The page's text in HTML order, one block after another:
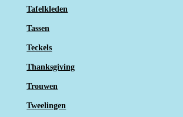
Tafelkleden
Tassen
Teckels
Thanksgiving
Trouwen
Tweelingen